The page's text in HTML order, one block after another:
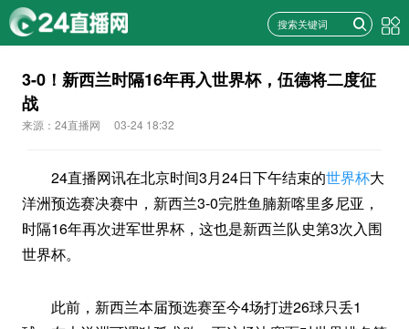
3-0！新西兰时隔16年再入世界杯，伍德将二度征
战
来源：24直播网 03-24 18:32
24直播网讯在北京时间3月24日下午结束的世界杯大
洋洲预选赛决赛中，新西兰3-0完胜鱼腩新喀里多尼亚，
时隔16年再次进军世界杯，这也是新西兰队史第3次入围
世界杯。
此前，新西兰本届预选赛至今4场打进26球只丢1